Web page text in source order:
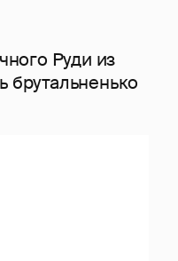
Руди из
брутальненько